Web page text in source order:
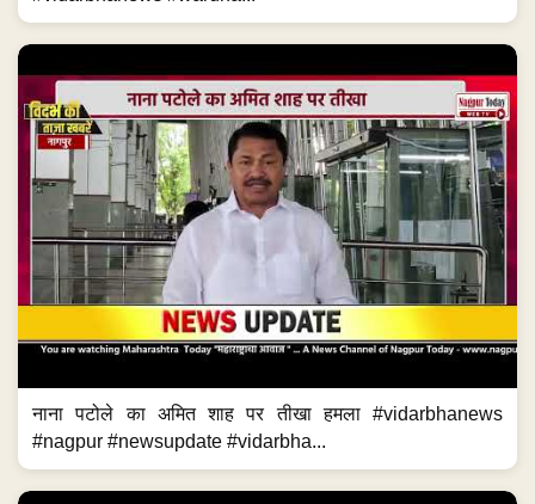
नाना पटोले का अमित शाह पर तीखा हमला #vidarbhanews
#nagpur #newsupdate #vidarbha...